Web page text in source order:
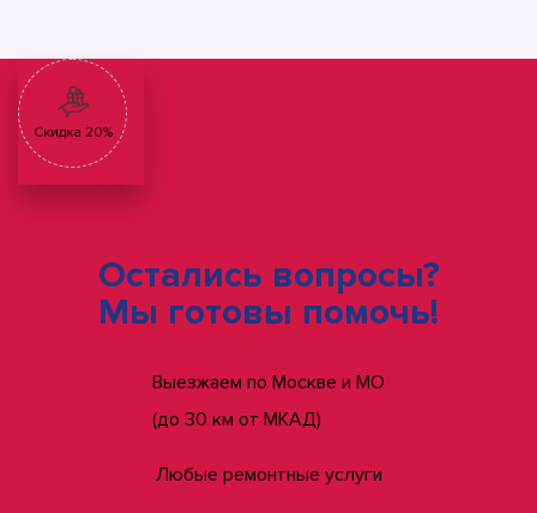
Скидка 20%
Остались вопросы?
Мы готовы помочь!
Выезжаем по Москве и МО
(до 30 км от МКАД)
Любые ремонтные услуги